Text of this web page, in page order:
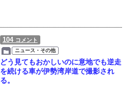
104 コメント
ニュース・その他
どう見てもおかしいのに意地でも逆走
を続ける車が伊勢湾岸道で撮影され
る。